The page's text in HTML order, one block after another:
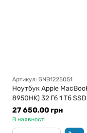
Артикул: GNB1225051
Ноутбук Apple
8950HK) 32 Гб 1 Тб
27 650.00 грн
В наявності